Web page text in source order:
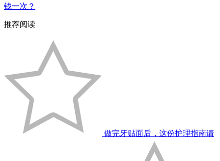
钱一次？
推荐阅读
做完牙贴面后，这份护理指南请